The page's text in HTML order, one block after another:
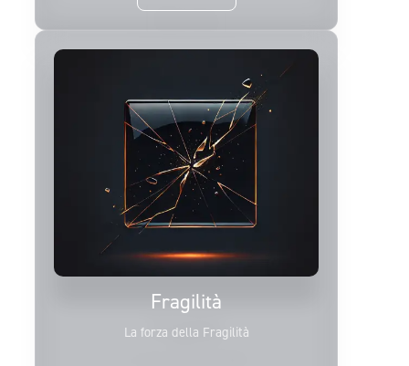
Fragilità
La forza della Fragilità